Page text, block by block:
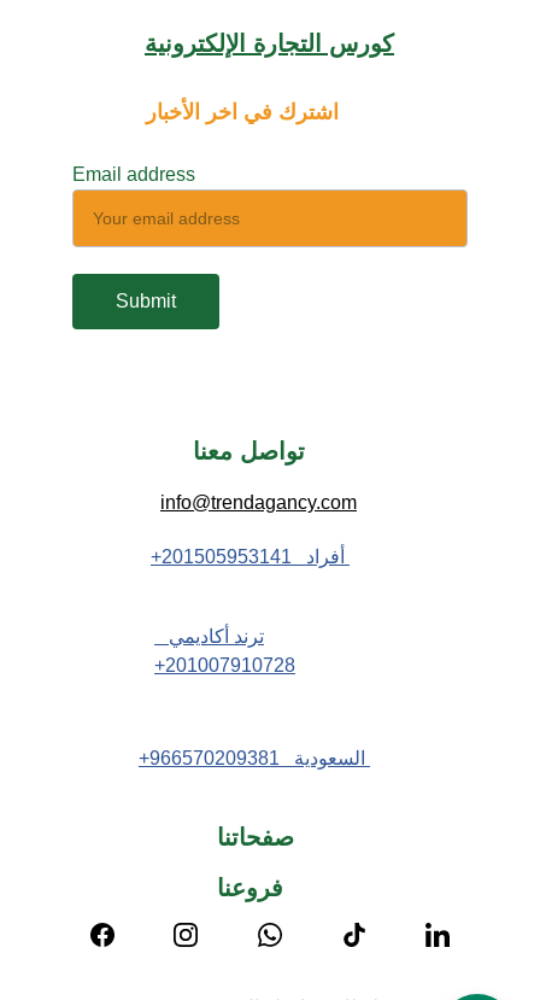
تواصل معنا
Email address
Submit
info@trendagancy.com
صفحاتنا
اشترك في اخر الأخبار
ترند أكاديمي
201007910728+
كورس التجارة الإلكترونية
فروعنا